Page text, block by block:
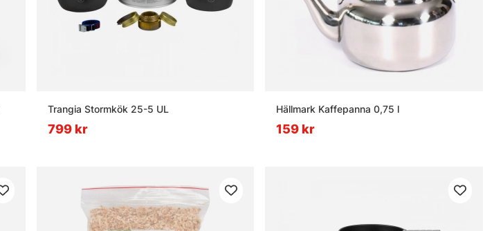
Trangia Stormkök 25-5 UL
799 kr
Hällmark Kaffepanna 0,75 l
159 kr